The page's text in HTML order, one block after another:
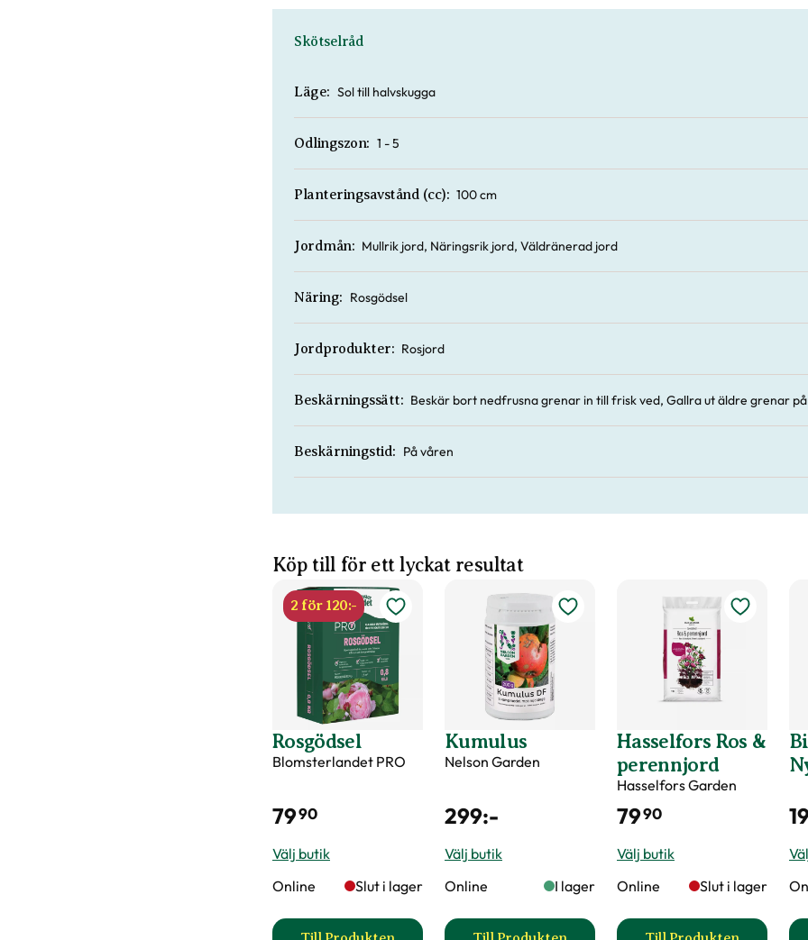
Skötselråd
Läge: Sol till halvskugga
Odlingszon: 1 - 5
Planteringsavstånd (cc): 100 cm
Jordmån: Mullrik jord, Näringsrik jord, Väldränerad jord
Näring: Rosgödsel
Jordprodukter: Rosjord
Beskärningssätt: Beskär bort nedfrusna grenar in till frisk ved, Gallra ut äldre grenar
Beskärningstid: På våren
Köp till för ett lyckat resultat
2 för 120:-
Rosgödsel
Blomsterlandet PRO
7990
Välj butik
Online
Slut i lager
Kumulus
Nelson Garden
299:-
Välj butik
Online
I lager
Hasselfors Ros &
perennjord
Hasselfors Garden
7990
Välj butik
Online
Slut i lager